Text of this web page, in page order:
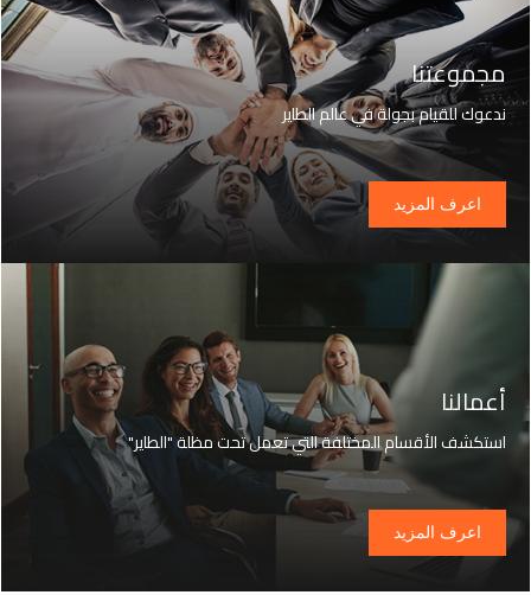
مجموعتنا
ندعوك للقيام بجولة في عالم الطاير
اعرف المزيد
أعمالنا
استكشف الأقسام المختلفة التي تعمل تحت مظلة "الطاير"
اعرف المزيد